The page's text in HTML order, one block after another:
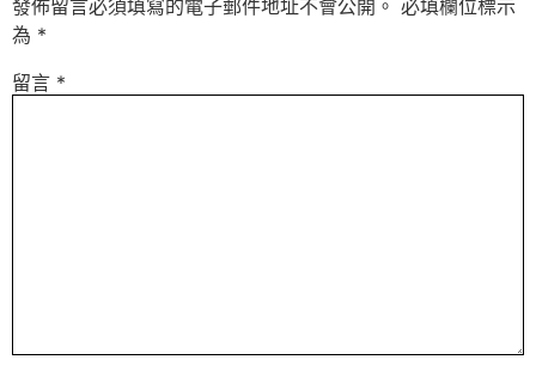
發佈留言必須填寫的電子郵件地址不會公開。 必填欄位標示
為 *
留言 *